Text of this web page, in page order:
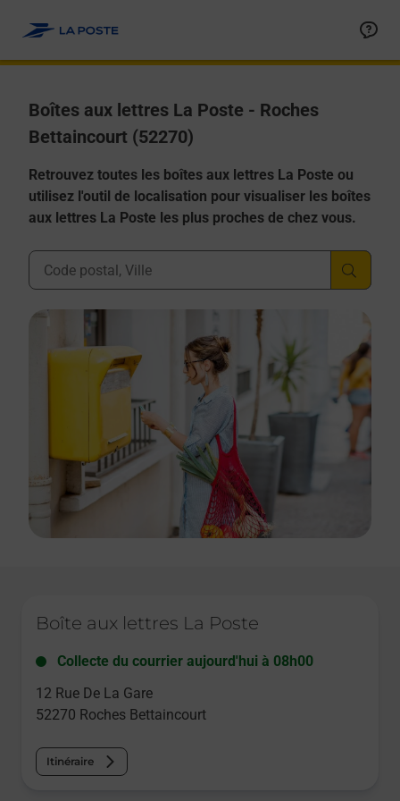
Boîtes aux lettres La Poste - Roches
Bettaincourt (52270)
Retrouvez toutes les boîtes aux lettres La Poste ou
utilisez l'outil de localisation pour visualiser les boîtes
aux lettres La Poste les plus proches de chez vous.
Ville, Département, Code Postal
Boîte aux lettres La Poste
Collecte du courrier aujourd'hui à 08h00
12 Rue De La Gare
52270 Roches Bettaincourt
Itinéraire